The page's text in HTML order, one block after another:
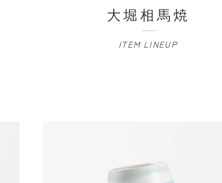
大堀相馬焼
ITEM LINEUP